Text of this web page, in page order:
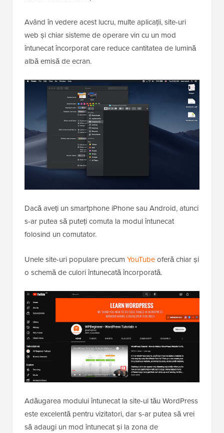
Având în vedere acest lucru, multe aplicații, site-uri
web și chiar sisteme de operare vin cu un mod
întunecat încorporat care reduce cantitatea de lumină
albă emisă de ecran.
Dacă aveți un smartphone iPhone sau Android, atunci
s-ar putea să puteți comuta la modul întunecat
folosind un comutator.
Unele site-uri populare precum YouTubeoferă chiar și
o schemă de culori întunecată încorporată.
Adăugarea modului întunecat la site-ul tău WordPress
este excelentă pentru vizitatori, dar s-ar putea să vrei
să adaugi un mod întunecat și la zona de